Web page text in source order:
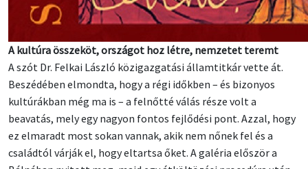
A kultúra összeköt, országot hoz létre, nemzetet teremt
A szót Dr. Felkai László közigazgatási államtitkár vette át.
Beszédében elmondta, hogy a régi időkben – és bizonyos
kultúrákban még ma is – a felnőtté válás része volt a
beavatás, mely egy nagyon fontos fejlődési pont. Azzal, hogy
ez elmaradt most sokan vannak, akik nem nőnek fel és a
családtól várják el, hogy eltartsa őket. A galéria először a